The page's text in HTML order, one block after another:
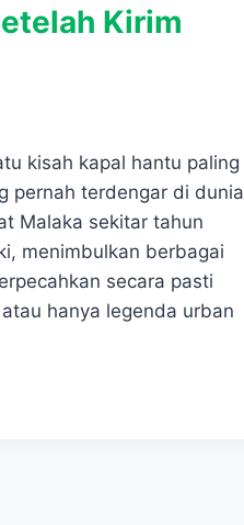
Kirim
kisah kapal hantu paling
pernah terdengar di dunia
Malaka sekitar tahun
menimbulkan berbagai
secara pasti
hanya legenda urban